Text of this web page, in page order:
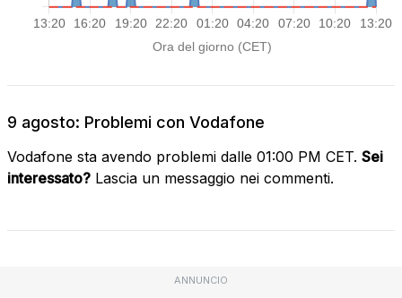
9 agosto: Problemi con Vodafone
Vodafone sta avendo problemi dalle 01:00 PM CET. Sei
interessato? Lascia un messaggio nei commenti.
ANNUNCIO